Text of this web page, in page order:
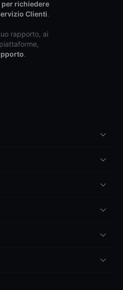
richiedere
Clienti.
rapporto, ai
.